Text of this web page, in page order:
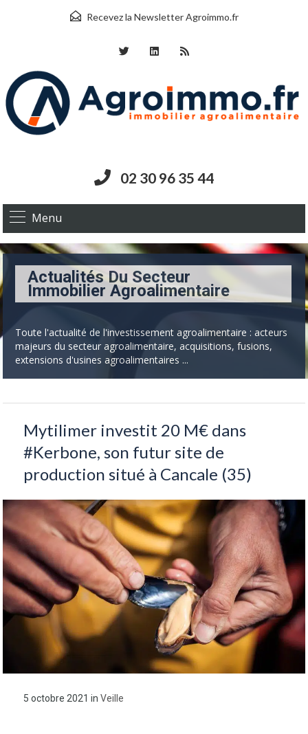
Recevez la Newsletter Agroimmo.fr
02 30 96 35 44
Menu
Actualités Du Secteur
Immobilier Agroalimentaire
Toute l'actualité de l'investissement agroalimentaire : acteurs
majeurs du secteur agroalimentaire, acquisitions, fusions,
extensions d'usines agroalimentaires ...
Mytilimer investit 20 M€ dans
#Kerbone, son futur site de
production situé à Cancale (35)
5 octobre 2021 in Veille